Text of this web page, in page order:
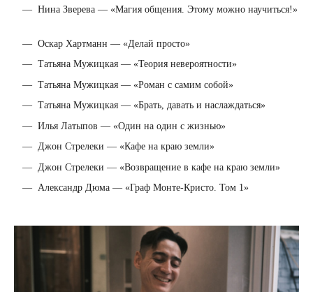
— Нина Зверева — «Магия общения. Этому можно научиться!»
— Оскар Хартманн — «Делай просто»
— Татьяна Мужицкая — «Теория невероятности»
— Татьяна Мужицкая — «Роман с самим собой»
— Татьяна Мужицкая — «Брать, давать и наслаждаться»
— Илья Латыпов — «Один на один с жизнью»
— Джон Стрелеки — «Кафе на краю земли»
— Джон Стрелеки — «Возвращение в кафе на краю земли»
— Александр Дюма — «Граф Монте-Кристо. Том 1»